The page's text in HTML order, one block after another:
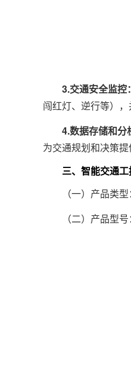
3.交通安全监控：
闯红灯、逆行等）
4.数据存储和分
为交通规划和决策提
三、智能交通工
（一）产品类型
（二）产品型号：